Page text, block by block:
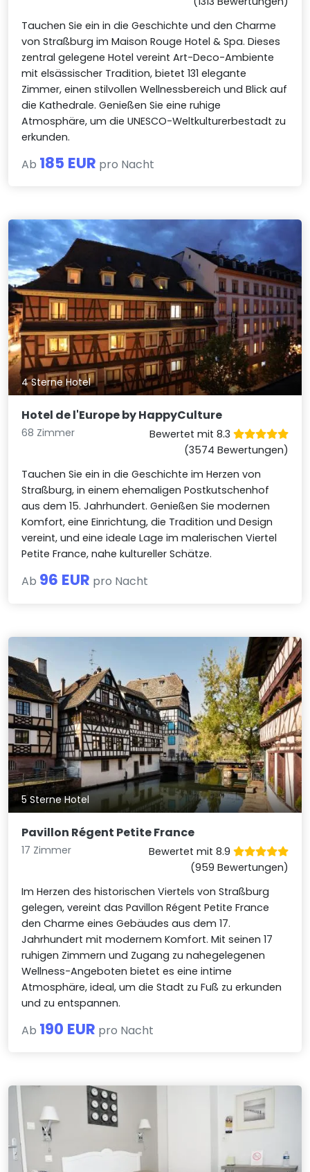
Tauchen Sie ein in die Geschichte und den Charme
von Straßburg im Maison Rouge Hotel & Spa. Dieses
zentral gelegene Hotel vereint Art-Deco-Ambiente
mit elsässischer Tradition, bietet 131 elegante
Zimmer, einen stilvollen Wellnessbereich und Blick auf
die Kathedrale. Genießen Sie eine ruhige
Atmosphäre, um die UNESCO-Weltkulturerbestadt zu
erkunden.
Ab 185 EUR pro Nacht
4 Sterne Hotel
Hotel de l'Europe by HappyCulture
68 Zimmer
Bewertet mit 8.3
(3574 Bewertungen)
Tauchen Sie ein in die Geschichte im Herzen von
Straßburg, in einem ehemaligen Postkutschenhof
aus dem 15. Jahrhundert. Genießen Sie modernen
Komfort, eine Einrichtung, die Tradition und Design
vereint, und eine ideale Lage im malerischen Viertel
Petite France, nahe kultureller Schätze.
Ab 96 EUR pro Nacht
5 Sterne Hotel
Pavillon Régent Petite France
17 Zimmer
Bewertet mit 8.9
(959 Bewertungen)
Im Herzen des historischen Viertels von Straßburg
gelegen, vereint das Pavillon Régent Petite France
den Charme eines Gebäudes aus dem 17.
Jahrhundert mit modernem Komfort. Mit seinen 17
ruhigen Zimmern und Zugang zu nahegelegenen
Wellness-Angeboten bietet es eine intime
Atmosphäre, ideal, um die Stadt zu Fuß zu erkunden
und zu entspannen.
Ab 190 EUR pro Nacht